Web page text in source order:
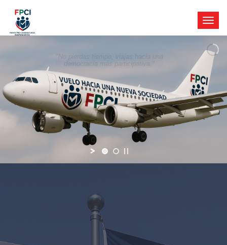
"No pierdas tiempo, viajas hacia una
democracia más participativa."